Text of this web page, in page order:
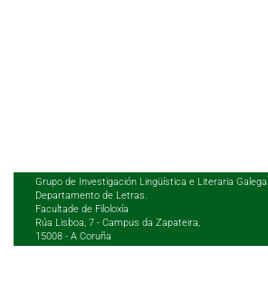
Grupo de Investigación Lingüística e Literaria Galega
Departamento de Letras.
Facultade de Filoloxía
Rúa Lisboa, 7 - Campus da Zapateira,
15008 - A Coruña